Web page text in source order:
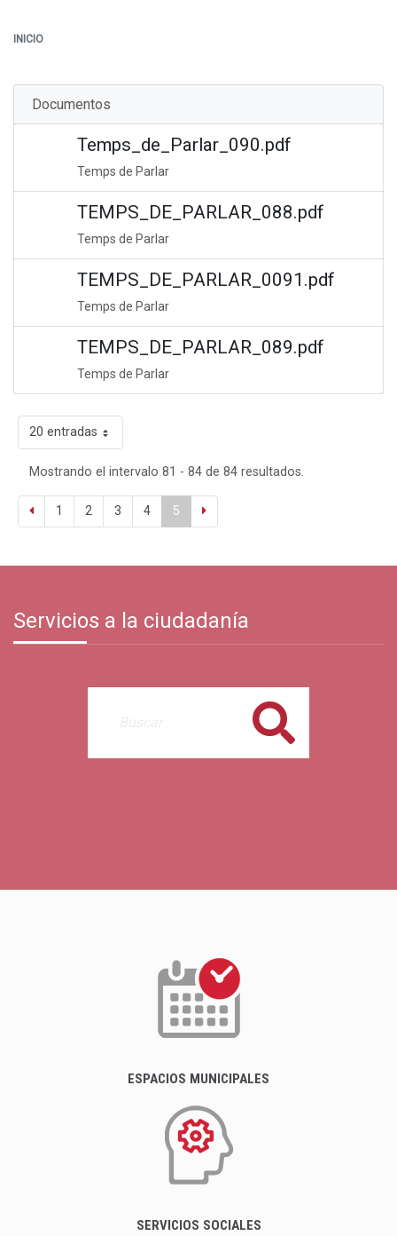
INICIO
Documentos
Temps_de_Parlar_090.pdf
Temps de Parlar
TEMPS_DE_PARLAR_088.pdf
Temps de Parlar
TEMPS_DE_PARLAR_0091.pdf
Temps de Parlar
TEMPS_DE_PARLAR_089.pdf
Temps de Parlar
20 entradas
Mostrando el intervalo 81 - 84 de 84 resultados.
1 2 3 4 5
Servicios a la ciudadanía
Buscar
ESPACIOS MUNICIPALES
SERVICIOS SOCIALES